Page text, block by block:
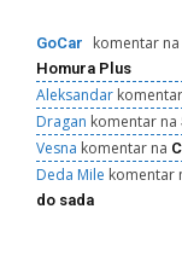
GoCar komentar na
Homura Plus
Aleksandar
Dragan komentar na
Vesna komentar na
Deda Mile komentar
do sada